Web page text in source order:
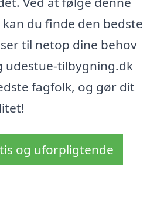
du finde den bedste
til netop dine behov
udestue-tilbygning.dk
fagfolk, og gør dit
og uforpligtende